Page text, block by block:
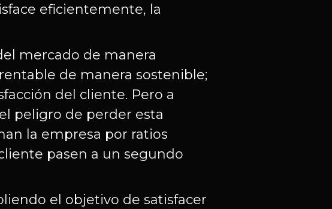
eficientemente, la
mercado de manera
de manera sostenible;
del cliente. Pero a
peligro de perder esta
la empresa por ratios
pasen a un segundo
el objetivo de satisfacer